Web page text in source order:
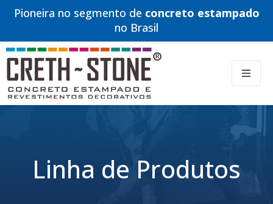
Pioneira no segmento de concreto estampado
no Brasil
Linha de Produtos